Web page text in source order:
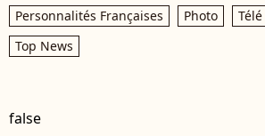
Personnalités Françaises Photo Télé
Top News
false